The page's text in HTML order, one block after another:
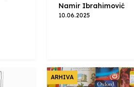
Namir Ibrahimović
10.06.2025
ARHIVA